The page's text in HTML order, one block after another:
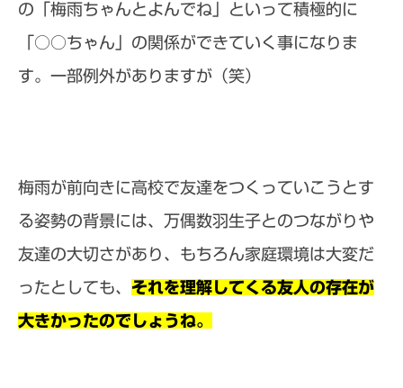
の「梅雨ちゃんとよんでね」といって積極的に
「○○ちゃん」の関係ができていく事になりま
す。一部例外がありますが（笑）
梅雨が前向きに高校で友達をつくっていこうとす
る姿勢の背景には、万偶数羽生子とのつながりや
友達の大切さがあり、もちろん家庭環境は大変だ
ったとしても、 それを理解してくる友人の存在が
大きかったのでしょうね。